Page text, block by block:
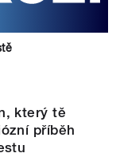
který tě
příběh